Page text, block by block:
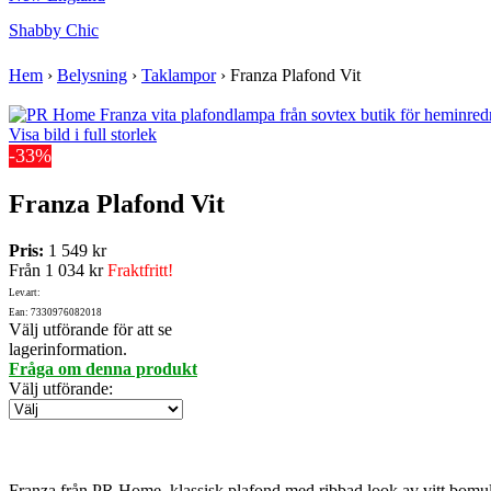
Shabby Chic
Hem › Belysning › Taklampor› Franza Plafond Vit
Visa bild i full storlek
-33%
Franza Plafond Vit
Pris: 1 549 kr
Från 1 034 krFraktfritt!
Lev.art:
Ean: 7330976082018
Välj utförande för att se
lagerinformation.
Fråga om denna produkt
Välj utförande: